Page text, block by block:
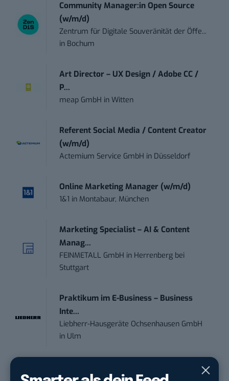
Community Manager:in Open Source
(w/m/d)
Zentrum für Digitale Souveränität der Öffe...
in Bochum
Art Director – UX Design / Adobe CC /
P...
meap GmbH inWitten
Referent Social Media / Content Creator
(w/m/d)
Actemium Service GmbH in Düsseldorf
Online Marketing Manager (w/m/d)
1&1 in Montabaur, München
Marketing Specialist – AI & Content
Manag...
FEINMETALL GmbH in Herrenberg bei
Stuttgart
Praktikum im E-Business – Business
Inte...
Liebherr-Hausgeräte Ochsenhausen GmbH
in Ulm